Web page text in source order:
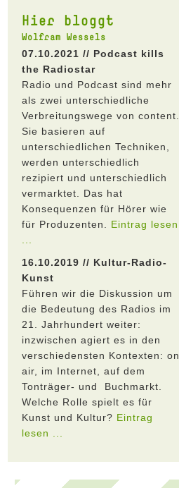
Hier bloggt
Wolfram Wessels
07.10.2021 // Podcast kills
the Radiostar
Radio und Podcast sind mehr
als zwei unterschiedliche
Verbreitungswege von content.
Sie basieren auf
unterschiedlichen Techniken,
werden unterschiedlich
rezipiert und unterschiedlich
vermarktet. Das hat
Konsequenzen für Hörer wie
für Produzenten. Eintrag lesen
16.10.2019 // Kultur-Radio-
Kunst
Führen wir die Diskussion um
die Bedeutung des Radios im
21. Jahrhundert weiter:
inzwischen agiert es in den
verschiedensten Kontexten: on
air, im Internet, auf dem
Tonträger- und Buchmarkt.
Welche Rolle spielt es für
Kunst und Kultur? Eintrag
lesen ...